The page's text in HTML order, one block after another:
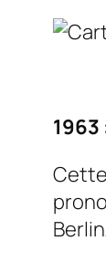
1963